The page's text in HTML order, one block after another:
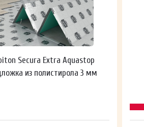
Secura Extra Aquastop
из полистирола 3 мм